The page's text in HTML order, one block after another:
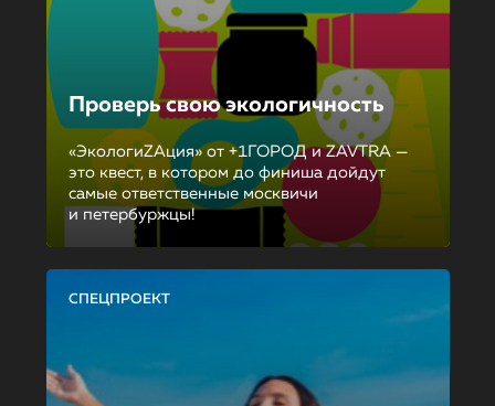
Проверь свою экологичность
«ЭкологиZAция» от +1ГОРОД и ZAVTRA —
это квест, в котором до финиша дойдут
самые ответственные москвичи
и петербуржцы!
СПЕЦПРОЕКТ